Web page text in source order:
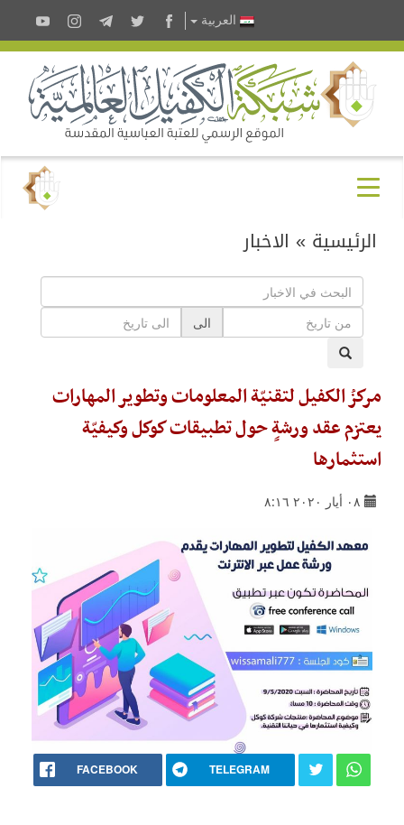
العربية
الرئيسية » الاخبار
الى
مركزُ الكفيل لتقنيّة المعلومات وتطوير المهارات
يعتزم عقد ورشةٍ حول تطبيقات كوكل وكيفيّة
استثمارها
٠٨ أيار ٢٠٢٠ ٨:١٦
FACEBOOK TELEGRAM